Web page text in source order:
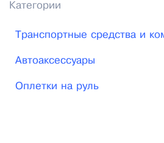
ручные насосы, салфетки,
также инструменты, лампы и
от снега «Delta».
Категории
Транспортные средства и
Автоаксессуары
Оплетки на руль